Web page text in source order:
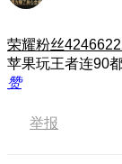
荣耀粉丝
苹果玩王者连90
赞
举报